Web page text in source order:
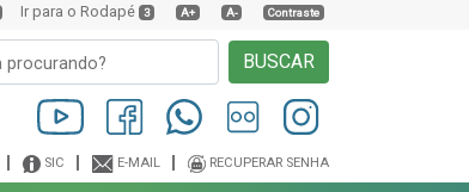
Ir para o Rodapé 3 A+ A- Contraste
BUSCAR
SIC E-MAIL RECUPERAR SENHA